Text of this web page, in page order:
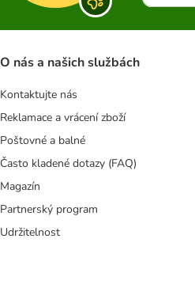
O nás a našich službách
Kontaktujte nás
Reklamace a vrácení zboží
Poštovné a balné
Často kladené dotazy (FAQ)
Magazín
Partnerský program
Udržitelnost